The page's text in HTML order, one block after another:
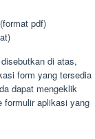
pdf)
di atas,
form yang tersedia
dapat mengeklik
formulir aplikasi yang